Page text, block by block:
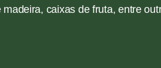
caixas de fruta, entre